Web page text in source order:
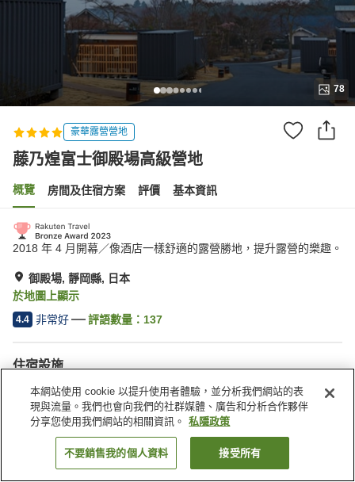
78
豪華露營營地
藤乃煌富士御殿場高級營地
概覽 房間及住宿方案 評價 基本資訊
2018 年 4 月開幕／像酒店一樣舒適的露營勝地，提升露營的樂趣。
御殿場, 靜岡縣, 日本
於地圖上顯示
4.4 非常好 評語數量： 137
住宿設施
Wi-Fi
停車場
按摩浴缸
私人包場
日本 靜岡縣 御殿場 藤乃煌富士御殿場高級營地
找客房
本網站使用 cookie 以提升使用者體驗，並分析我們網站的表
現與流量。我們也會向我們的社群媒體、廣告和分析合作夥伴
分享您使用我們網站的相關資訊。
私隱政策
不要銷售我的個人資料 接受所有